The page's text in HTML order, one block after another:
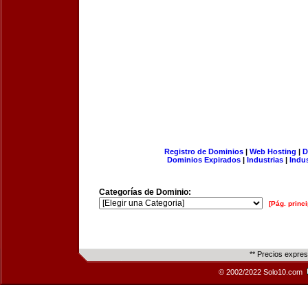
Registro de Dominios| Web Hosting |
Dominios Expirados | Industrias |
Categorías de Dominio:
[Pág.
** Precios
© 2002/2022 Solo10.com